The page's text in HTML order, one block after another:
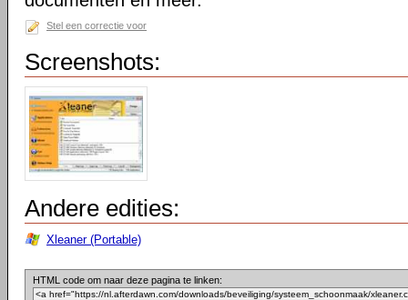
Stel een correctie voor
Screenshots:
Andere edities:
Xleaner (Portable)
HTML code om naar deze pagina te linken: